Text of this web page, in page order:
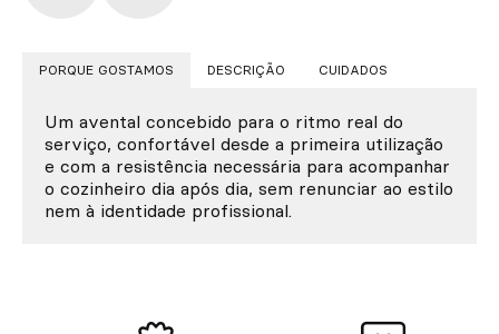
PORQUE GOSTAMOS DESCRIÇÃO CUIDADOS
Um avental concebido para o ritmo real do
serviço, confortável desde a primeira utilização
e com a resistência necessária para acompanhar
o cozinheiro dia após dia, sem renunciar ao estilo
nem à identidade profissional.